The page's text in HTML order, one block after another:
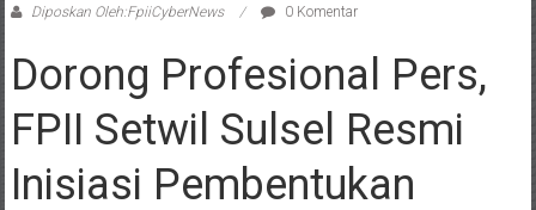
Diposkan Oleh:FpiiCyberNews 0 Komentar
Dorong Profesional Pers,
FPII Setwil Sulsel Resmi
Inisiasi Pembentukan